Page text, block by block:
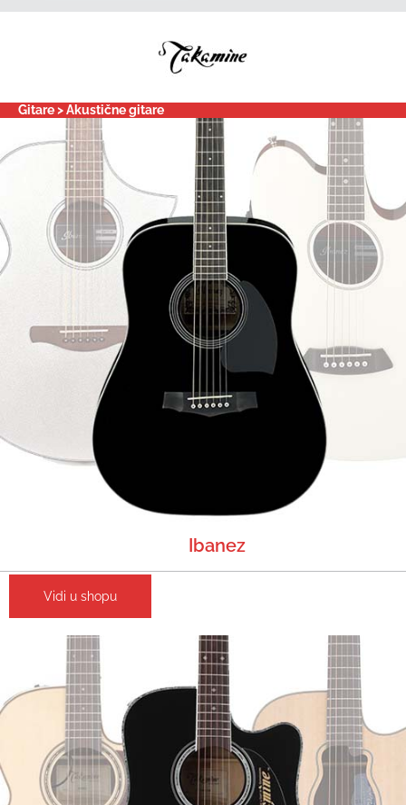
Gitare > Akustične gitare
Ibanez
Vidi u shopu